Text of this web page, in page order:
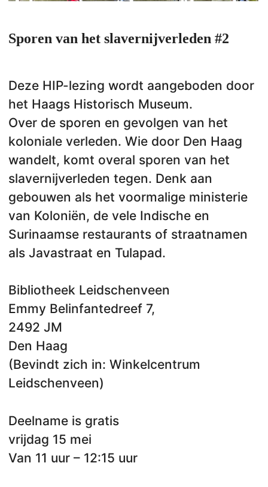
Sporen van het slavernijverleden #2
Deze HIP-lezing wordt aangeboden door
het Haags Historisch Museum.
Over de sporen en gevolgen van het
koloniale verleden. Wie door Den Haag
wandelt, komt overal sporen van het
slavernijverleden tegen. Denk aan
gebouwen als het voormalige ministerie
van Koloniën, de vele Indische en
Surinaamse restaurants of straatnamen
als Javastraat en Tulapad.
Bibliotheek Leidschenveen
Emmy Belinfantedreef 7,
2492 JM
Den Haag
(Bevindt zich in: Winkelcentrum
Leidschenveen)
Deelname is gratis
vrijdag 15 mei
Van 11 uur – 12:15 uur